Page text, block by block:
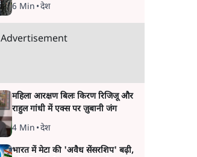
सवाल उठाया है।
6 Min •देश
Advertisement
महिला आरक्षण बिलः किरण रिजिजू और
राहुल गांधी में एक्स पर ज़ुबानी जंग
4 Min •देश
भारत में मेटा की 'अवैध सेंसरशिप' बढ़ी,